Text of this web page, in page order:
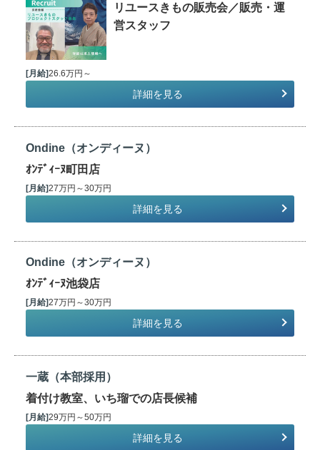
リユースきもの販売会／販売・運
営スタッフ
[月給]26.6万円～
詳細を見る
Ondine（オンディーヌ）
ｵﾝﾃﾞｨｰﾇ町田店
[月給]27万円～30万円
詳細を見る
Ondine（オンディーヌ）
ｵﾝﾃﾞｨｰﾇ池袋店
[月給]27万円～30万円
詳細を見る
一蔵（本部採用）
着付け教室、いち瑠での店長候補
[月給]29万円～50万円
詳細を見る